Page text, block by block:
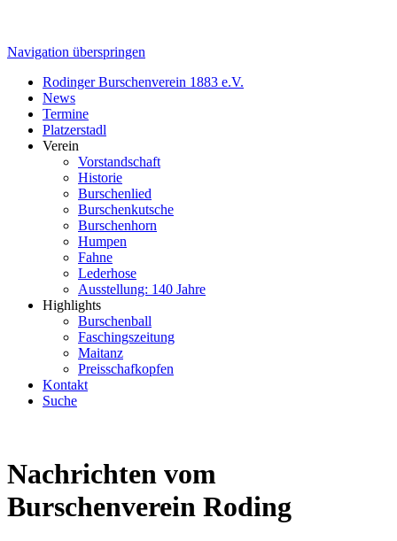
Navigation überspringen
Rodinger Burschenverein 1883 e.V.
News
Termine
Platzerstadl
Verein
Vorstandschaft
Historie
Burschenlied
Burschenkutsche
Burschenhorn
Humpen
Fahne
Lederhose
Ausstellung: 140 Jahre
Highlights
Burschenball
Faschingszeitung
Maitanz
Preisschafkopfen
Kontakt
Suche
Nachrichten vom
Burschenverein Roding